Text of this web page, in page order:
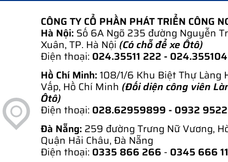
CÔNG TY CỔ PHẦN PHÁT TRIỂN CÔNG
Hà Nội: Số 6A Ngõ 235 đường Nguyễn
Xuân, TP. Hà Nội (Có chỗ để xe Ôtô)
Điện thoại: 024.35511 222 -
Hồ Chí Minh: 108/1/6 Khu Biệt Thự Làng
Vấp, Hồ Chí Minh (Đối diện công viên
Ôtô)
Điện thoại: 028.62959899 - 0932
Đà Nẵng: 259 đường Trưng Nữ Vương,
Quận Hải Châu, Đà Nẵng
Điện thoại: 0335 866 266 - 0345 666